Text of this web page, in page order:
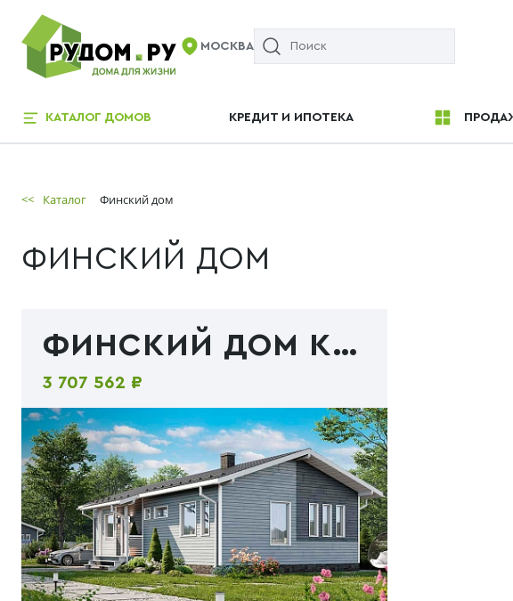
МОСКВА
КАТАЛОГ ДОМОВ КРЕДИТ И ИПОТЕКА
<< Каталог Финский дом
ФИНСКИЙ ДОМ
ФИНСКИЙ ДОМ К 137
3 707 562 ₽